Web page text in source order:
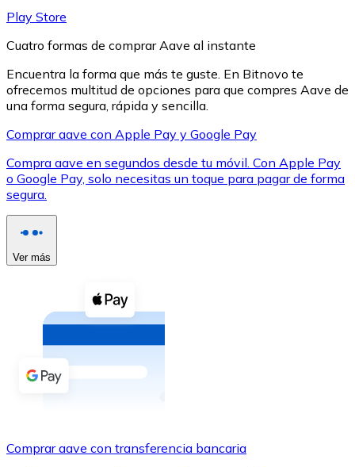
XRP
XRP
Ver todo
Compra criptomonedas con efectivo en tu tienda más
Comprar con efectivo
Transferencia SEPA
Play Store
Cuatro formas de comprar Aave al instante
Encuentra la forma que más te guste. En Bitnovo te
ofrecemos multitud de opciones para que compres Aave de
una forma segura, rápida y sencilla.
Comprar aave con Apple Pay y Google Pay
Compra aave en segundos desde tu móvil. Con Apple Pay
o Google Pay, solo necesitas un toque para pagar de forma
segura.
Ver más
Comprar aave con transferencia bancaria